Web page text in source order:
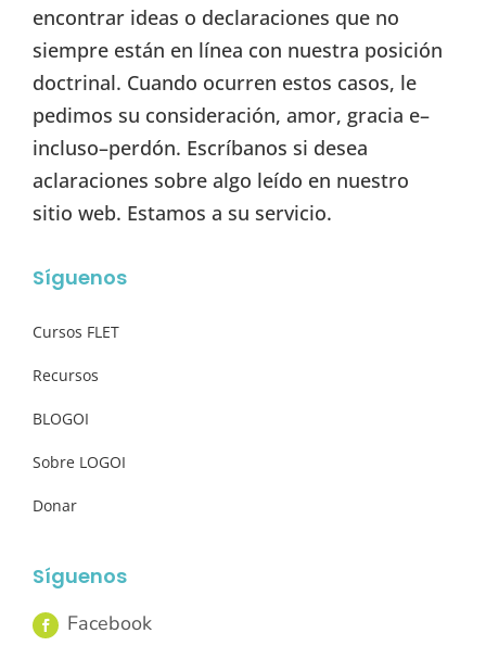
encontrar ideas o declaraciones que no
siempre están en línea con nuestra posición
doctrinal. Cuando ocurren estos casos, le
pedimos su consideración, amor, gracia e–
incluso–perdón. Escríbanos si desea
aclaraciones sobre algo leído en nuestro
sitio web. Estamos a su servicio.
Síguenos
Cursos FLET
Recursos
BLOGOI
Sobre LOGOI
Donar
Síguenos